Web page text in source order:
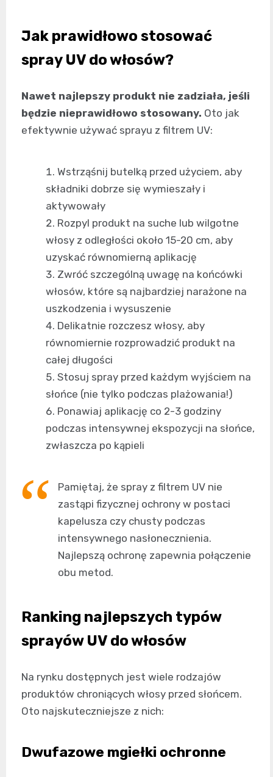
Jak prawidłowo stosować
spray UV do włosów?
Nawet najlepszy produkt nie zadziała, jeśli
będzie nieprawidłowo stosowany. Oto jak
efektywnie używać sprayu z filtrem UV:
Wstrząśnij butelką przed użyciem, aby
składniki dobrze się wymieszały i
aktywowały
Rozpyl produkt na suche lub wilgotne
włosy z odległości około 15-20 cm, aby
uzyskać równomierną aplikację
Zwróć szczególną uwagę na końcówki
włosów, które są najbardziej narażone na
uszkodzenia i wysuszenie
Delikatnie rozczesz włosy, aby
równomiernie rozprowadzić produkt na
całej długości
Stosuj spray przed każdym wyjściem na
słońce (nie tylko podczas plażowania!)
Ponawiaj aplikację co 2-3 godziny
podczas intensywnej ekspozycji na słońce,
zwłaszcza po kąpieli
Pamiętaj, że spray z filtrem UV nie
zastąpi fizycznej ochrony w postaci
kapelusza czy chusty podczas
intensywnego nasłonecznienia.
Najlepszą ochronę zapewnia połączenie
obu metod.
Ranking najlepszych typów
sprayów UV do włosów
Na rynku dostępnych jest wiele rodzajów
produktów chroniących włosy przed słońcem.
Oto najskuteczniejsze z nich:
Dwufazowe mgiełki ochronne